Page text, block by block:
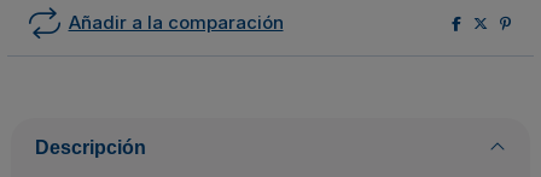
Añadir a la comparación
Descripción